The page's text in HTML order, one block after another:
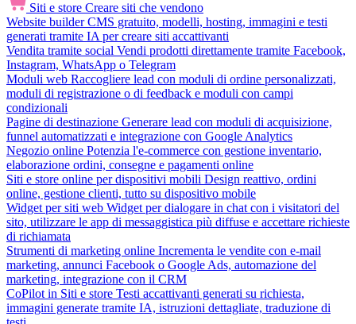
Siti e store Creare siti che vendono
Website builder CMS gratuito, modelli, hosting, immagini e testi
generati tramite IA per creare siti accattivanti
Vendita tramite social Vendi prodotti direttamente tramite Facebook,
Instagram, WhatsApp o Telegram
Moduli web Raccogliere lead con moduli di ordine personalizzati,
moduli di registrazione o di feedback e moduli con campi
condizionali
Pagine di destinazione Generare lead con moduli di acquisizione,
funnel automatizzati e integrazione con Google Analytics
Negozio online Potenzia l'e-commerce con gestione inventario,
elaborazione ordini, consegne e pagamenti online
Siti e store online per dispositivi mobili Design reattivo, ordini
online, gestione clienti, tutto su dispositivo mobile
Widget per siti web Widget per dialogare in chat con i visitatori del
sito, utilizzare le app di messaggistica più diffuse e accettare richieste
di richiamata
Strumenti di marketing online Incrementa le vendite con e-mail
marketing, annunci Facebook o Google Ads, automazione del
marketing, integrazione con il CRM
CoPilot in Siti e store Testi accattivanti generati su richiesta,
immagini generate tramite IA, istruzioni dettagliate, traduzione di